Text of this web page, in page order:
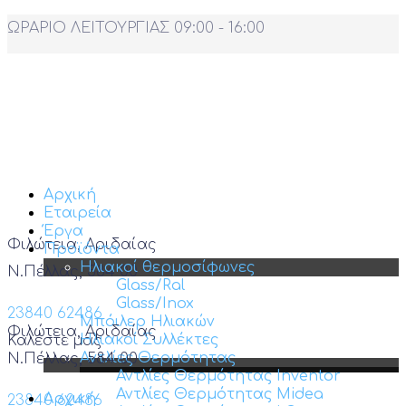
ΩΡΑΡΙΟ ΛΕΙΤΟΥΡΓΙΑΣ 09:00 - 16:00
Φιλώτεια, Αριδαίας
Ν.Πέλλας, 584 00
23840 62486
Καλέστε μας
Αρχική
Εταιρεία
Έργα
Προϊόντα
Ηλιακοί θερμοσίφωνες
Glass/Ral
Glass/Inox
Μπόιλερ Ηλιακών
Ηλιακοί Συλλέκτες
Αντλίες Θερμότητας
Αντλίες Θερμότητας Inventor
Αντλίες Θερμότητας Midea
Φιλώτεια, Αριδαίας
Ν.Πέλλας, 584 00
23840 62486
Αρχική